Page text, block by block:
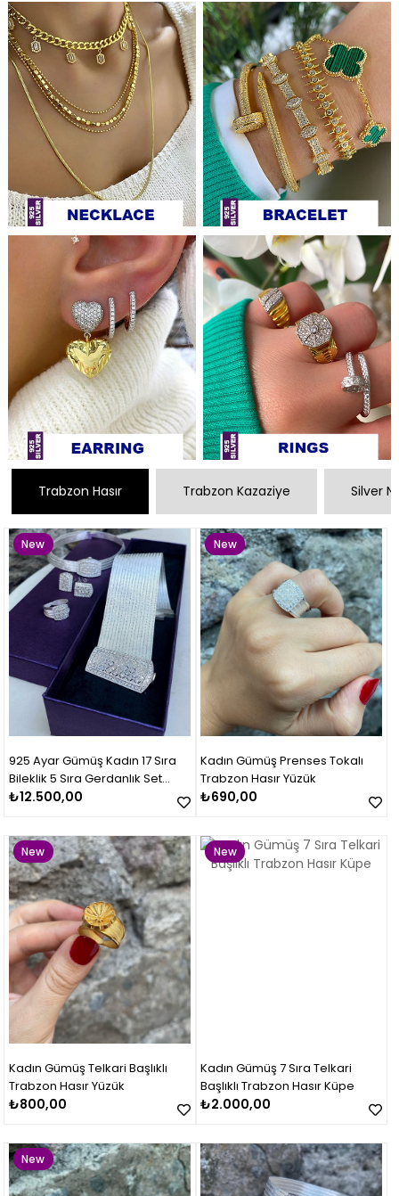
Trabzon Hasır Trabzon Kazaziye Silver
925 Ayar Gümüş Kadın 17 Sıra
Bileklik 5 Sıra Gerdanlık Set
Takımı
₺12.500,00
New
Item
Kadın Gümüş Prenses Tokalı
Trabzon Hasır Yüzük
₺690,00
New
Item
Kadın Gümüş Telkari Başlıklı
Trabzon Hasır Yüzük
₺800,00
New
Item
Kadın Gümüş 7 Sıra Telkari
Başlıklı Trabzon Hasır Küpe
₺2.000,00
New
Item
New
Item